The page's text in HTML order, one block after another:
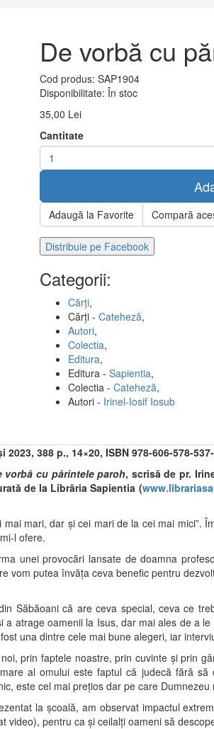
De vorbă cu
Cod produs: SAP1904
Disponibilitate: În stoc
35,00 Lei
Cantitate
Adaugă la Favorite Compară
Distribuie pe Facebook
Categorii:
Cărți,
Cărți - Cateheză,
Autori,
Colectia,
Editura,
Editura - Sapientia,
Colectia - Cateheză,
Autori - Irinel-Iosif Iosub
2023, 388 p., 14×20, ISBN 978-606-578-
vorbă cu părintele paroh, scrisă depr.
de la Librăria Sapientia (
mari, dar şi cei mari de la cei mai
l ofere.
unei provocări lansate de doamna
vom putea învăţa ceva benefic pentru
Săbăoani că are ceva special, ceva ce
atrage oamenii la Isus, dar mai ales de a
una dintre cele mai bune alegeri, iar
prin faptele noastre, prin cuvinte şi prin
al omului este faptul că judecă fără
este cel mai preţios dar pe care Dumnezeu
la şcoală, am observat impactul
pentru ca şi ceilalţi oameni să